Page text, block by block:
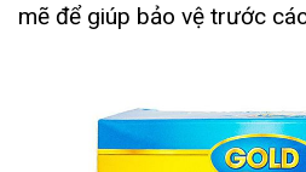
mẽ để giúp bảo vệ trước